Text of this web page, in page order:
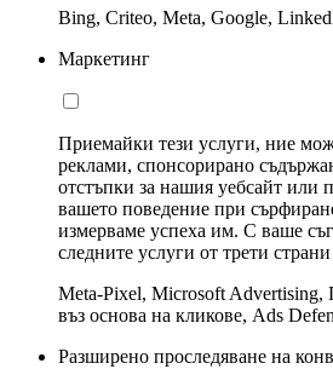
Bing, Criteo, Meta, Google,
Маркетинг
Приемайки тези услуги, ние
реклами, спонсорирано
отстъпки за нашия уебсайт или
вашето поведение при
измерваме успеха им. С ваше
следните услуги от трети
Meta-Pixel, Microsoft Advertising,
въз основа на кликове, Ads
Разширено проследяване на